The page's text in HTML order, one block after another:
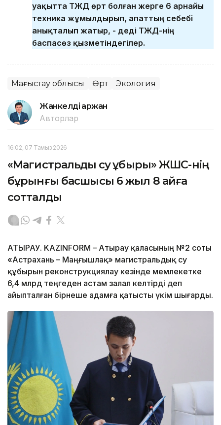
уақытта ТЖД өрт болған жерге 6 арнайы
техника жұмылдырып, апаттың себебі
анықталып жатыр, - деді ТЖД-нің
баспасөз қызметіндегілер.
Маңғыстау облысы Өрт Экология
Жанкелді Қаржан
Авторлар
16:02, 07 Тамыз 2026
«Магистральдық су құбыры» ЖШС-нің
бұрынғы басшысы 6 жыл 8 айға
сотталды
АТЫРАУ. KAZINFORM – Атырау қаласының №2 соты
«Астрахань – Маңғышлақ» магистральдық су
құбырын реконструкциялау кезінде мемлекетке
6,4 млрд теңгеден астам залал келтірді деп
айыпталған бірнеше адамға қатысты үкім шығарды.